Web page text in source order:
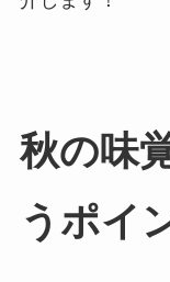
秋の味
うポイ